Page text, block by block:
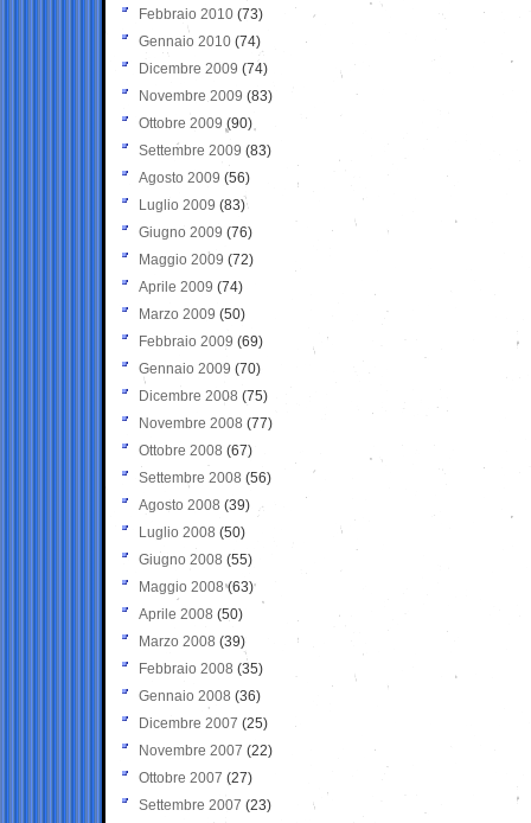
Febbraio 2010 (73)
Gennaio 2010 (74)
Dicembre 2009 (74)
Novembre 2009 (83)
Ottobre 2009 (90)
Settembre 2009 (83)
Agosto 2009 (56)
Luglio 2009 (83)
Giugno 2009 (76)
Maggio 2009 (72)
Aprile 2009 (74)
Marzo 2009 (50)
Febbraio 2009 (69)
Gennaio 2009 (70)
Dicembre 2008 (75)
Novembre 2008 (77)
Ottobre 2008 (67)
Settembre 2008 (56)
Agosto 2008 (39)
Luglio 2008 (50)
Giugno 2008 (55)
Maggio 2008(63)
Aprile 2008 (50)
Marzo 2008 (39)
Febbraio 2008 (35)
Gennaio 2008 (36)
Dicembre 2007 (25)
Novembre 2007 (22)
Ottobre 2007 (27)
Settembre 2007 (23)